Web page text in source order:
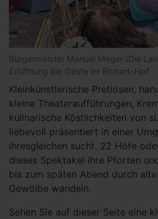
Bürgermeister Manuel Meger (Die
Eröffnung die Gäste im Richart-Hof.
Kleinkünstlerische Pretiosen,
kleine Theateraufführungen,
kulinarische Köstlichkeiten von
liebevoll präsentiert in einer
ihresgleichen sucht. 22 Höfe
dieses Spektakel ihre Pforten
bis zum späten Abend durch
Gewölbe wandeln.
Sehen Sie auf dieser Seite eine